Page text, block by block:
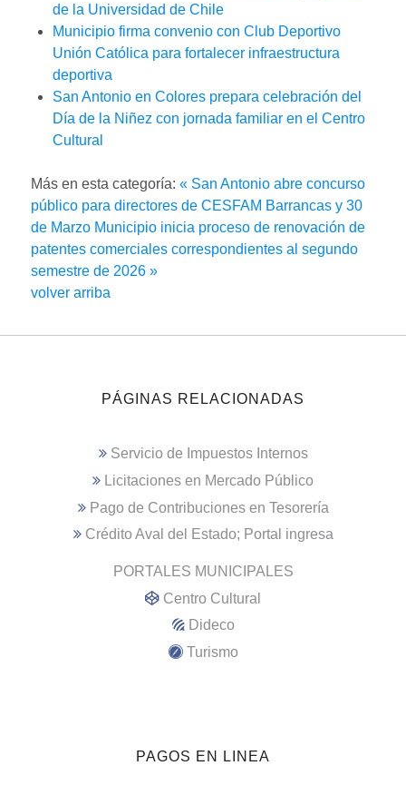
de la Universidad de Chile
Municipio firma convenio con Club Deportivo
Unión Católica para fortalecer infraestructura
deportiva
San Antonio en Colores prepara celebración del
Día de la Niñez con jornada familiar en el Centro
Cultural
Más en esta categoría: « San Antonio abre concurso
público para directores de CESFAM Barrancas y 30
de Marzo Municipio inicia proceso de renovación de
patentes comerciales correspondientes al segundo
semestre de 2026 »
volver arriba
PÁGINAS RELACIONADAS
Servicio de Impuestos Internos
Licitaciones en Mercado Público
Pago de Contribuciones en Tesorería
Crédito Aval del Estado; Portal ingresa
PORTALES MUNICIPALES
Centro Cultural
Dideco
Turismo
PAGOS EN LINEA